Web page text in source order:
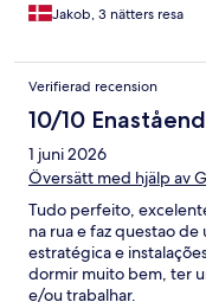
Jakob, 3 nätters resa
Verifierad recension
10/10
1 juni 2026
Översätt med hjälp av
Tudo perfeito,
na rua e faz questao
estratégica e
dormir muito bem, ter
e/ou trabalhar.